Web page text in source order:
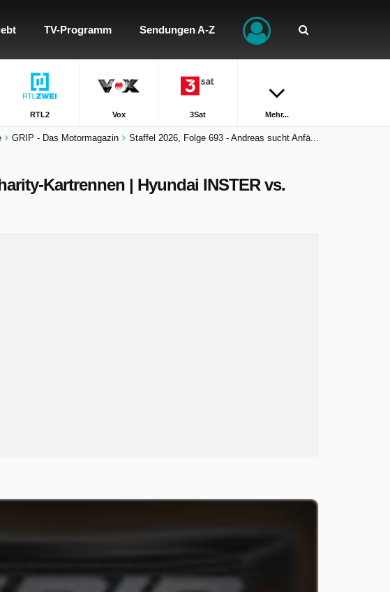
TV-Programm Sendungen A-Z
RTL2 Vox 3Sat Mehr...
GRIP - Das Motormagazin Staffel 2026, Folge 693 - Andreas sucht Anfä...
Kartrennen | Hyundai INSTER vs.